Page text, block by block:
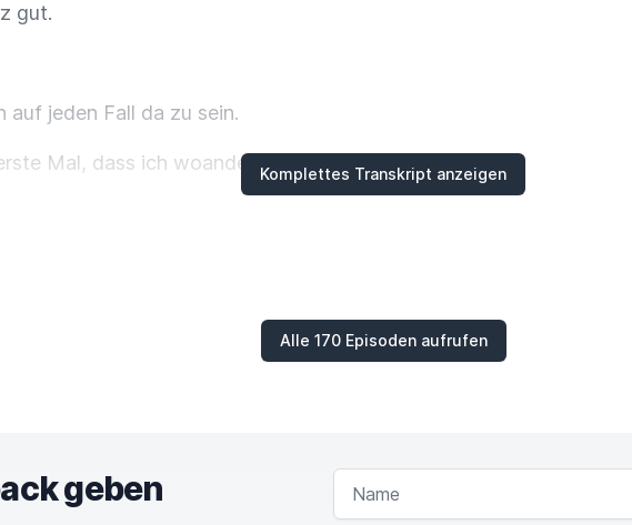
Komplettes Transkript anzeigen
gut.
auf jeden Fall da zu sein.
Mal, dass ich woanders beim Podcast bin.
auch sagen, das ist eine Stärke von mir.
Alle 170 Episoden aufrufen
geben NAME